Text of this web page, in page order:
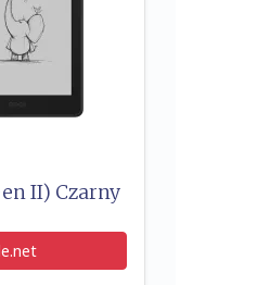
II) Czarny